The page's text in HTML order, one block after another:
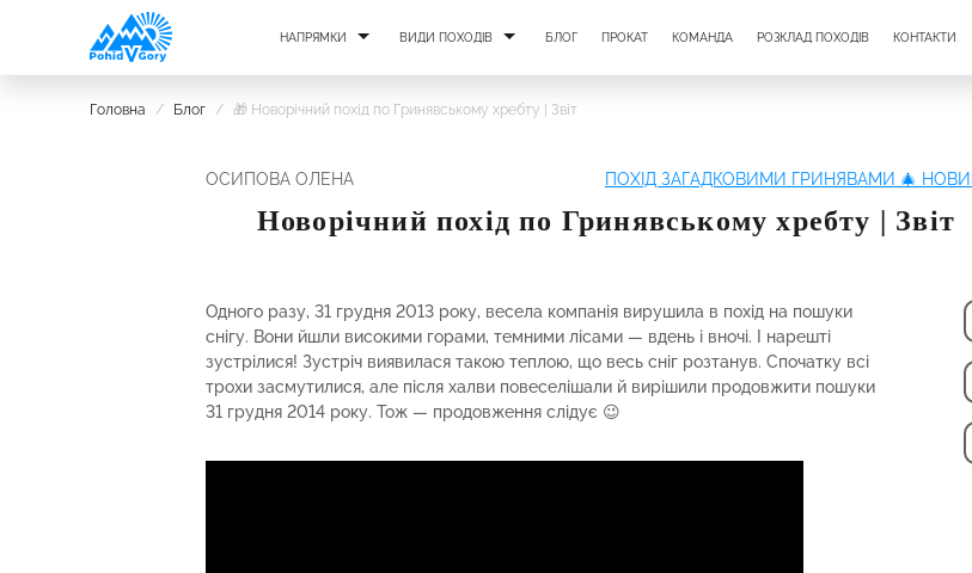
НАПРЯМКИ ВИДИ ПОХОДІВ БЛОГ ПРОКАТ КОМАНДА РОЗКЛАД ПОХОДІВ КОНТАКТИ
Головна / Блог / 🎁 Новорічний похід по Гринявському хребту | Звіт
ОСИПОВА ОЛЕНА
Новорічний похід по Гринявському хребту | Звіт
Одного разу, 31 грудня 2013 року, весела компанія вирушила в похід на пошуки
снігу. Вони йшли високими горами, темними лісами — вдень і вночі. І нарешті
зустрілися! Зустріч виявилася такою теплою, що весь сніг розтанув. Спочатку всі
трохи засмутилися, але після халви повеселішали й вирішили продовжити пошуки
31 грудня 2014 року. Тож — продовження слідує 😉